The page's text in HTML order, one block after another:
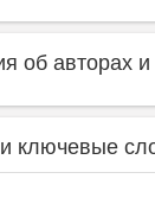
об авторах и
ключевые